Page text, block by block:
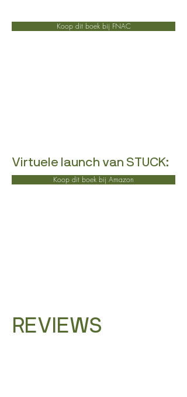
Koop dit boek bij FNAC
Virtuele launch van STUCK:
Koop dit boek bij Amazon
REVIEWS